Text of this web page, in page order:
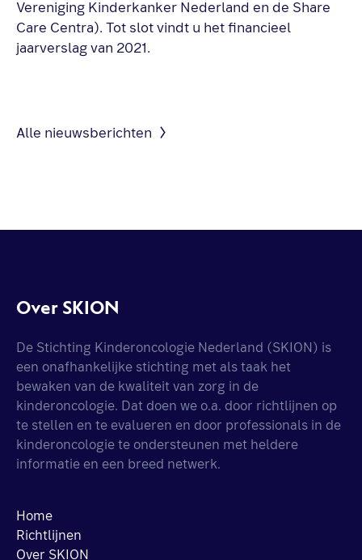
Vereniging Kinderkanker Nederland en de Share
Care Centra). Tot slot vindt u het financieel
jaarverslag van 2021.
Alle nieuwsberichten
Over SKION
De Stichting Kinderoncologie Nederland (SKION) is
een onafhankelijke stichting met als taak het
bewaken van de kwaliteit van zorg in de
kinderoncologie. Dat doen we o.a. door richtlijnen op
te stellen en te evalueren en door professionals in de
kinderoncologie te ondersteunen met heldere
informatie en een breed netwerk.
Home
Richtlijnen
Over SKION